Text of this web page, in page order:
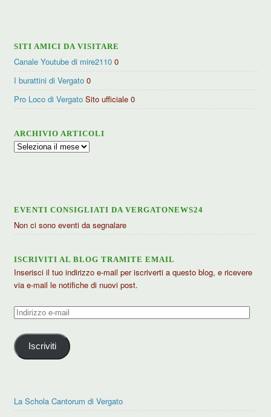
SITI AMICI DA VISITARE
Canale Youtube di mire2110 0
I burattini di Vergato 0
Pro Loco di Vergato Sito ufficiale 0
ARCHIVIO ARTICOLI
Archivio
EVENTI CONSIGLIATI DA VERGATONEWS24
Non ci sono eventi da segnalare
ISCRIVITI AL BLOG TRAMITE EMAIL
Inserisci il tuo indirizzo e-mail per iscriverti a questo blog, e ricevere
via e-mail le notifiche di nuovi post.
Indirizzo
mail
Iscriviti
La Schola Cantorum di Vergato